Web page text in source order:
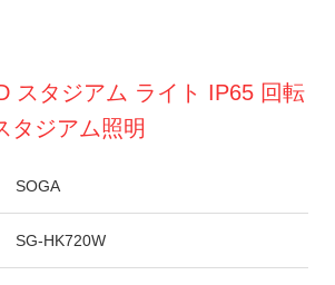
スタジアム ライト IP65 回転
タジアム照明
SOGA
SG-HK720W